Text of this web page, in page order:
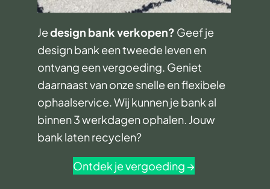
Jedesign bank verkopen? Geef je
design bank een tweede leven en
ontvang een vergoeding. Geniet
daarnaast van onze snelle en flexibele
ophaalservice. Wij kunnen je bank al
binnen 3 werkdagen ophalen. Jouw
bank laten recyclen?
Ontdek je vergoeding →